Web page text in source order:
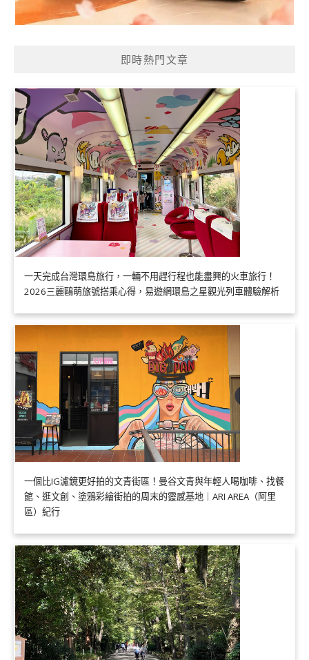
即時熱門文章
一天完成台灣環島旅行，一輛不用趕行程也能盡興的火車旅行！
2026三麗鷗萌旅號搭乘心得，易遊網環島之星觀光列車體驗解析
一個比IG濾鏡更好拍的文青街區！曼谷文青與年輕人喝咖啡、找餐
館、逛文創、塗鴉彩繪街拍的周末的靈感基地｜ARI AREA（阿里
區）紀行